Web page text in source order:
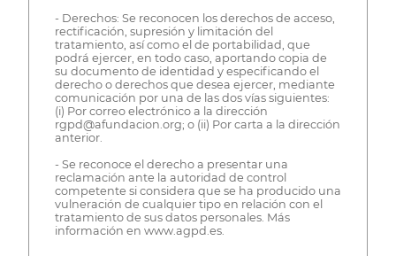
- Derechos: Se reconocen los derechos de acceso,
rectificación, supresión y limitación del
tratamiento, así como el de portabilidad, que
podrá ejercer, en todo caso, aportando copia de
su documento de identidad y especificando el
derecho o derechos que desea ejercer, mediante
comunicación por una de las dos vías siguientes:
(i) Por correo electrónico a la dirección
rgpd@afundacion.org; o (ii) Por carta a la dirección
anterior.
- Se reconoce el derecho a presentar una
reclamación ante la autoridad de control
competente si considera que se ha producido una
vulneración de cualquier tipo en relación con el
tratamiento de sus datos personales. Más
información en www.agpd.es.